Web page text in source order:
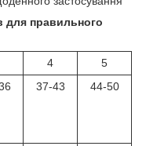
для правильного
4
5
37-43 44-50